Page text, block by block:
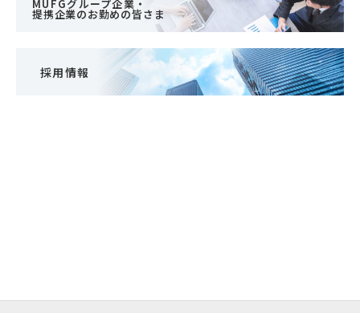
MUFGグループ企業・
提携企業のお勤めの皆さま
採用情報